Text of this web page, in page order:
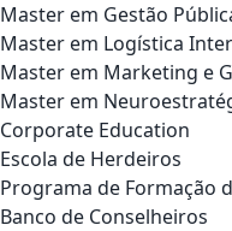
Master em Gestão
Master em Logística
Master em Marketing e
Master em
Corporate Education
Escola de Herdeiros
Programa de Formação
Banco de Conselheiros